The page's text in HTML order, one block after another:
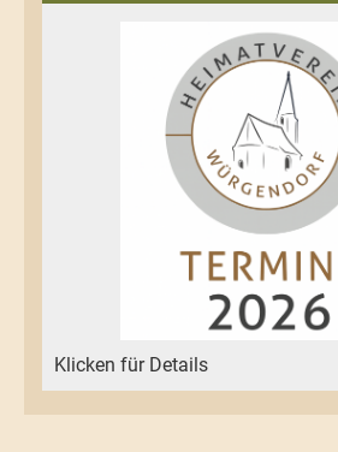
Klicken für Details